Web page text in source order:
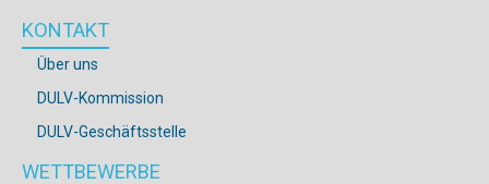
KONTAKT
Über uns
DULV-Kommission
DULV-Geschäftsstelle
WETTBEWERBE